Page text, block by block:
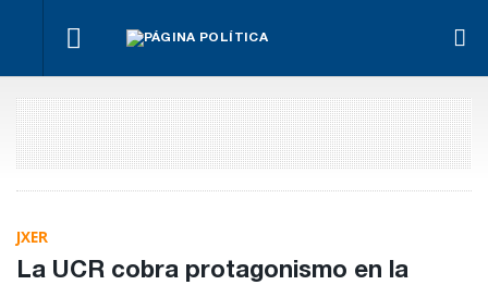
El
oficialismo
busca
proteger
la reforma
previsional
Hacer lo
aunque
sea lo más
difícil
con el
Poder
Judicial?
Para Bahl, la
ley “despoja
al Estado de
herramientas”
para la
pública
JXER
La UCR cobra protagonismo en la